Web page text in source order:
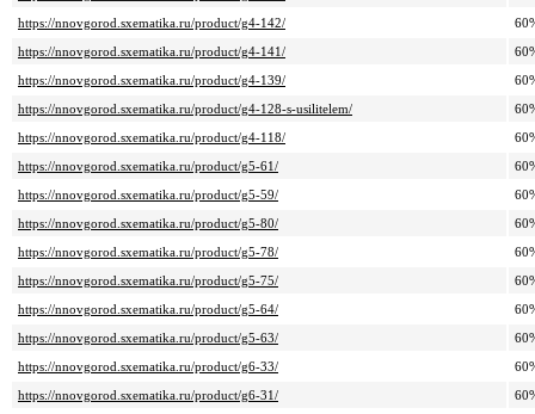
https://nnovgorod.sxematika.ru/product/g4-142/
https://nnovgorod.sxematika.ru/product/g4-141/
https://nnovgorod.sxematika.ru/product/g4-139/
https://nnovgorod.sxematika.ru/product/g4-128-s-usilitelem/
https://nnovgorod.sxematika.ru/product/g4-118/
https://nnovgorod.sxematika.ru/product/g5-61/
https://nnovgorod.sxematika.ru/product/g5-59/
https://nnovgorod.sxematika.ru/product/g5-80/
https://nnovgorod.sxematika.ru/product/g5-78/
https://nnovgorod.sxematika.ru/product/g5-75/
https://nnovgorod.sxematika.ru/product/g5-64/
https://nnovgorod.sxematika.ru/product/g5-63/
https://nnovgorod.sxematika.ru/product/g6-33/
https://nnovgorod.sxematika.ru/product/g6-31/